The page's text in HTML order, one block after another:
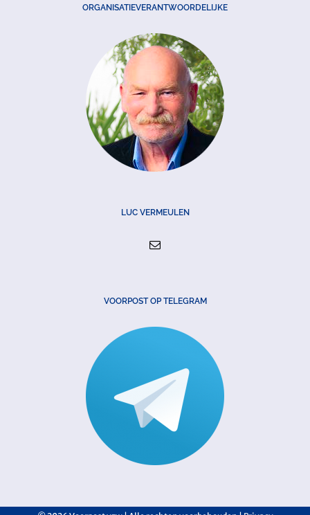
ORGANISATIEVERANTWOORDELIJKE
LUC VERMEULEN
VOORPOST OP TELEGRAM